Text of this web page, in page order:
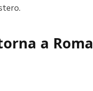
a Roma